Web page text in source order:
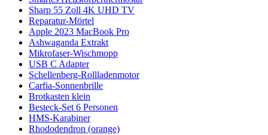
Sharp 55 Zoll 4K UHD TV
Reparatur-Mörtel
Apple 2023 MacBook Pro
Ashwaganda Extrakt
Mikrofaser-Wischmopp
USB C Adapter
Schellenberg-Rollladenmotor
Carfia-Sonnenbrille
Brotkasten klein
Besteck-Set 6 Personen
HMS-Karabiner
Rhododendron (orange)